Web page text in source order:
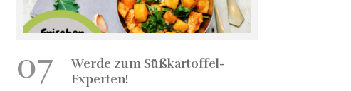
07
Werde zum Süßkartoffel-
Experten!